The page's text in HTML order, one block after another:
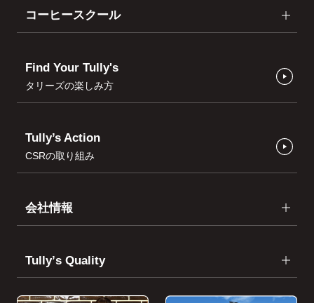
コーヒースクール
Find Your Tully's
タリーズの楽しみ方
Tully’s Action
CSRの取り組み
会社情報
Tullyʼs Quality